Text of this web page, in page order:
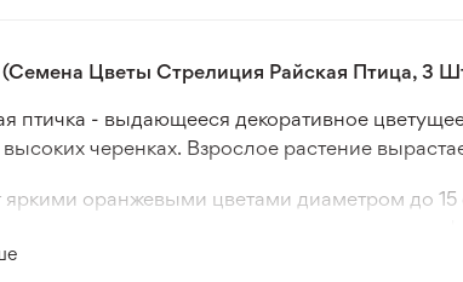
Цветы Стрелиция Райская Птица, 3
птичка - выдающееся декоративное
черенках. Взрослое растение
яркими оранжевыми цветами диаметром до